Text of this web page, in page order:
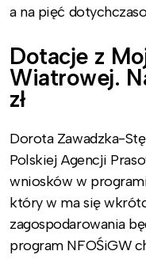
a na pięć
Dotacje z
Wiatrowej.
zł
Dorota Zawadzka-
Polskiej Agencji
wniosków w
który w ma się
zagospodarowania
program NFOŚiGW